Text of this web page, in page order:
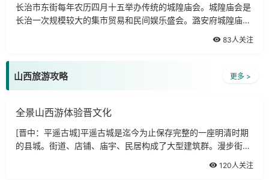
长治市东街每年农历四月十五举办传统的城隍庙会。城隍庙会是
长治一次规模较大的集市贸易和民间娱乐盛会。潞安府城隍庙，
83人关注
山西旅游攻略 更多 >
全景山西游体验晋文化
[晋中：平遥古城]平遥古城是迄今为止保存完整的一座明清时期
的县城。街道、店铺、庙宇、民居构成了大型建筑群。漫步街
120人关注